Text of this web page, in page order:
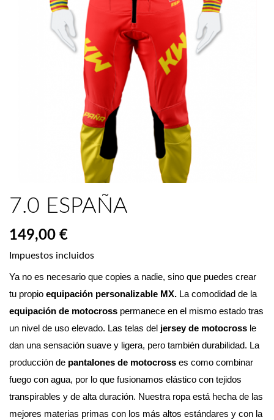
7.0 ESPAÑA
149,00 €
Impuestos incluidos
Ya no es necesario que copies a nadie, sino que puedes crear
tu propio equipación personalizable MX.
La comodidad de la
equipación de motocross permanece en el mismo estado tras
un nivel de uso elevado. Las telas del jersey de motocross le
dan una sensación suave y ligera, pero también durabilidad. La
producción de pantalones de motocross es como combinar
fuego con agua, por lo que fusionamos elástico con tejidos
transpirables y de alta duración. Nuestra ropa está hecha de las
mejores materias primas con los más altos estándares y con la